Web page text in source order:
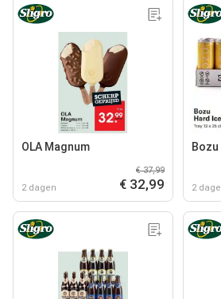
OLA Magnum
2 dagen
€ 37,99
€ 32,99 2